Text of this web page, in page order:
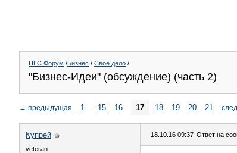
НГС.Форум /Бизнес / Свое дело /
"Бизнес-Идеи" (обсуждение) (часть 2)
← предыдущая 1 .. 15 16 17 18 19 20 21
Купрей
veteran
18.10.16 09:37 Ответ на